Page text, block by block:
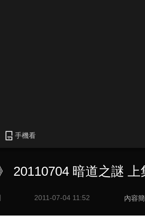
手機看
20110704 暗道之謎 上
2011-07-04 11:52 內容